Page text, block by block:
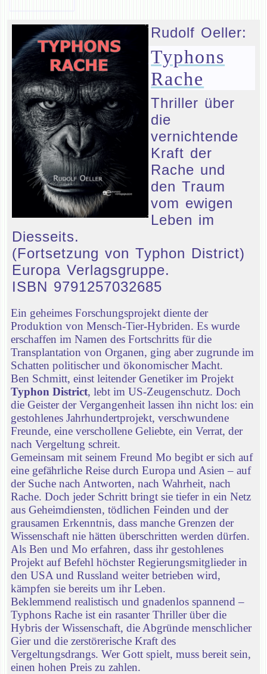
Rudolf Oeller:
Typhons
Rache
Thriller über
die
vernichtende
Kraft der
Rache und
den Traum
vom ewigen
Leben im
Diesseits.
(Fortsetzung von Typhon District)
Europa Verlagsgruppe.
ISBN 9791257032685
Ein geheimes Forschungsprojekt diente der
Produktion von Mensch-Tier-Hybriden. Es wurde
erschaffen im Namen des Fortschritts für die
Transplantation von Organen, ging aber zugrunde im
Schatten politischer und ökonomischer Macht.
Ben Schmitt, einst leitender Genetiker im Projekt
Typhon District, lebt im US-Zeugenschutz. Doch
die Geister der Vergangenheit lassen ihn nicht los: ein
gestohlenes Jahrhundertprojekt, verschwundene
Freunde, eine verschollene Geliebte, ein Verrat, der
nach Vergeltung schreit.
Gemeinsam mit seinem Freund Mo begibt er sich auf
eine gefährliche Reise durch Europa und Asien – auf
der Suche nach Antworten, nach Wahrheit, nach
Rache. Doch jeder Schritt bringt sie tiefer in ein Netz
aus Geheimdiensten, tödlichen Feinden und der
grausamen Erkenntnis, dass manche Grenzen der
Wissenschaft nie hätten überschritten werden dürfen.
Als Ben und Mo erfahren, dass ihr gestohlenes
Projekt auf Befehl höchster Regierungsmitglieder in
den USA und Russland weiter betrieben wird,
kämpfen sie bereits um ihr Leben.
Beklemmend realistisch und gnadenlos spannend –
Typhons Rache ist ein rasanter Thriller über die
Hybris der Wissenschaft, die Abgründe menschlicher
Gier und die zerstörerische Kraft des
Vergeltungsdrangs. Wer Gott spielt, muss bereit sein,
einen hohen Preis zu zahlen.